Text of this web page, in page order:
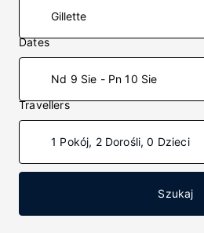
Dates
Nd 9 Sie - Pn 10 Sie
Travellers
1 Pokój, 2 Dorośli, 0 Dzieci
Szukaj